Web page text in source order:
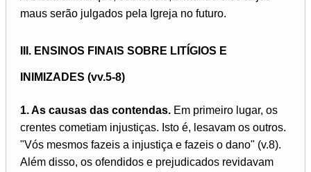
maus serão julgados pela Igreja no futuro.
III. ENSINOS FINAIS SOBRE LITÍGIOS E
INIMIZADES (vv.5-8)
1. As causas das contendas. Em primeiro lugar, os
crentes cometiam injustiças. Isto é, lesavam os outros.
"Vós mesmos fazeis a injustiça e fazeis o dano" (v.8).
Além disso, os ofendidos e prejudicados revidavam